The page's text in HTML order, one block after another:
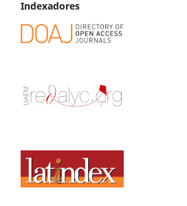
Indexadores